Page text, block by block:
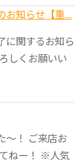
お知らせ【重...
に関するお知ら
しくお願いい
〜！ ご来店お
ねー！ ※人気